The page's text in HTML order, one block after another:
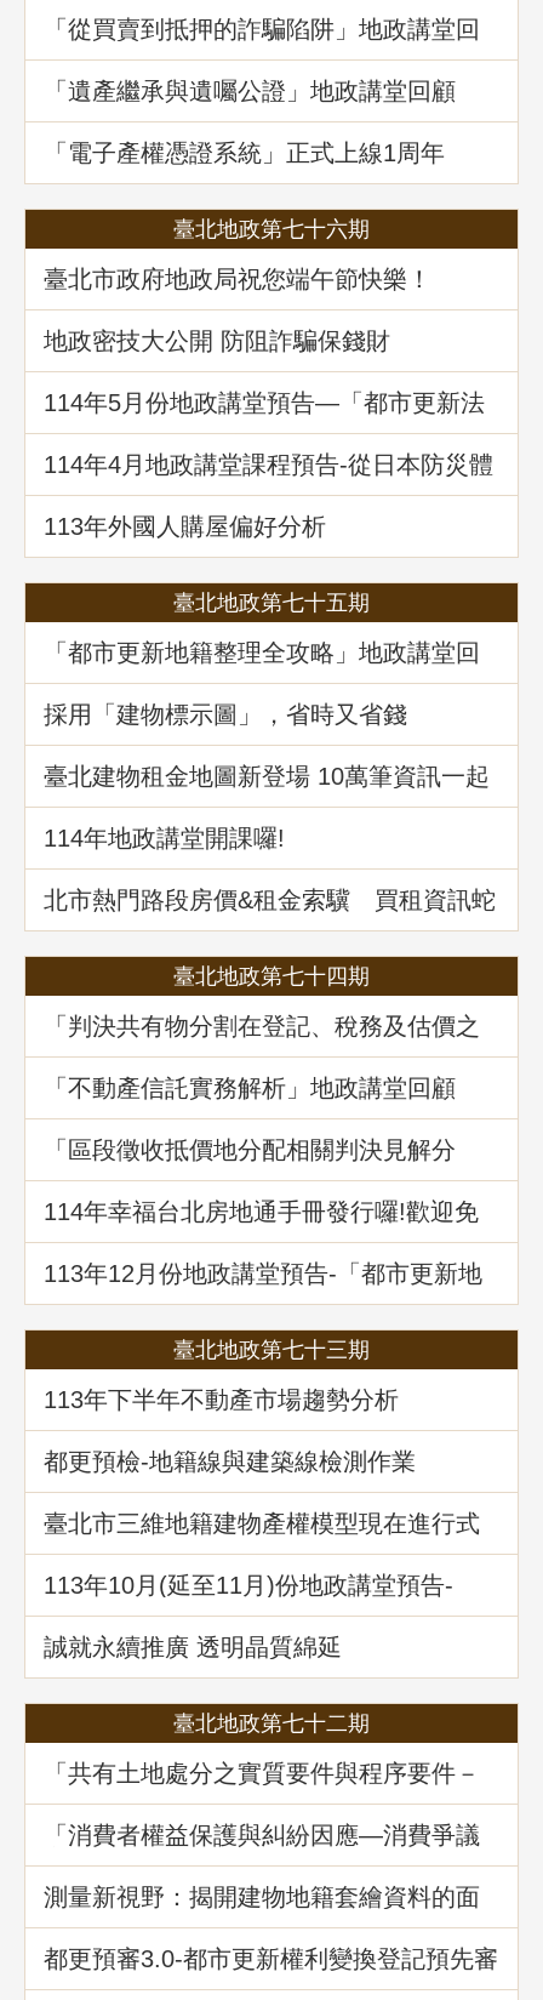
「從買賣到抵押的詐騙陷阱」地政講堂回
顧
「遺產繼承與遺囑公證」地政講堂回顧
「電子產權憑證系統」正式上線1周年
臺北地政第七十六期
臺北市政府地政局祝您端午節快樂！
地政密技大公開 防阻詐騙保錢財
114年5⽉份地政講堂預告—「都市更新法
理與實務」
114年4月地政講堂課程預告-從日本防災體
系看台灣的減災與建物更新重建
113年外國人購屋偏好分析
臺北地政第七十五期
「都市更新地籍整理全攻略」地政講堂回
顧
採用「建物標示圖」，省時又省錢
臺北建物租金地圖新登場 10萬筆資訊一起
升級
114年地政講堂開課囉!
北市熱門路段房價&租金索驥 買租資訊蛇
麼都有
臺北地政第七十四期
「判決共有物分割在登記、稅務及估價之
爭議問題」地政講堂回顧
「不動產信託實務解析」地政講堂回顧
「區段徵收抵價地分配相關判決見解分
析」地政講堂回顧
114年幸福台北房地通手冊發行囉!歡迎免
費索取!
113年12月份地政講堂預告-「都市更新地
籍整理全攻略」
臺北地政第七十三期
113年下半年不動產市場趨勢分析
都更預檢-地籍線與建築線檢測作業
臺北市三維地籍建物產權模型現在進行式
113年10⽉(延至11月)份地政講堂預告-
「不動產信託實務解析」
誠就永續推廣 透明晶質綿延
臺北地政第七十二期
「共有土地處分之實質要件與程序要件－
以土地法第34條之1執行要點修正為中心」
地政講堂回顧
「消費者權益保護與糾紛因應—消費爭議
案例分享」地政講堂回顧
測量新視野：揭開建物地籍套繪資料的面
紗
都更預審3.0-都市更新權利變換登記預先審
查制度